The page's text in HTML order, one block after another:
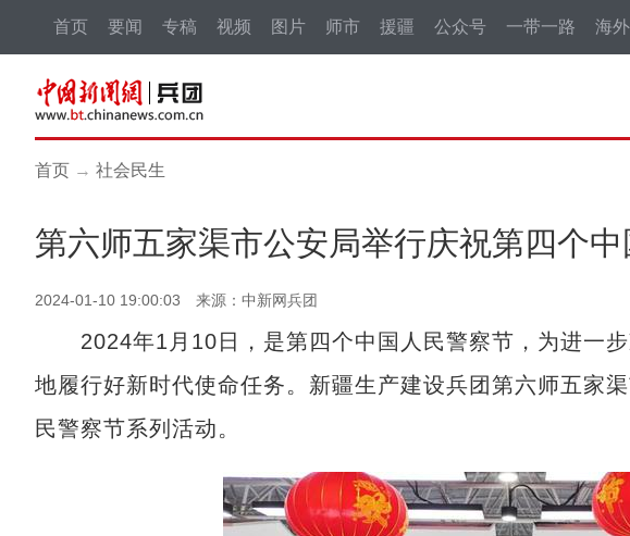
首页 要闻 专稿 视频 图片 师市 援疆 公众号 一带一路 海
首页 → 社会民生
第六师五家渠市公安局举行庆祝第四个
2024-01-10 19:00:03 来源：中新网兵团
2024年1月10日，是第四个中国人民警察节，为进一步
地履行好新时代使命任务。新疆生产建设兵团第六师五家
民警察节系列活动。